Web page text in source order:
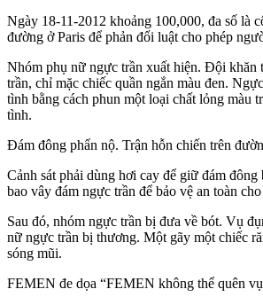
Ngày 18-11-2012 khoảng 100,000, đa số là
đường ở Paris để phản đối luật cho phép
Nhóm phụ nữ ngực trần xuất hiện. Đội khăn
trần, chỉ mặc chiếc quần ngắn màu đen.
tình bằng cách phun một loại chất lỏng màu
tình.
Đám đông phẩn nộ. Trận hỗn chiến trên
Cảnh sát phải dùng hơi cay để giữ đám
bao vây đám ngực trần để bảo vệ an toàn
Sau đó, nhóm ngực trần bị đưa về bót. Vụ
nữ ngực trần bị thương. Một gãy một chiếc
sóng mũi.
FEMEN đe dọa “FEMEN không thể quên vụ